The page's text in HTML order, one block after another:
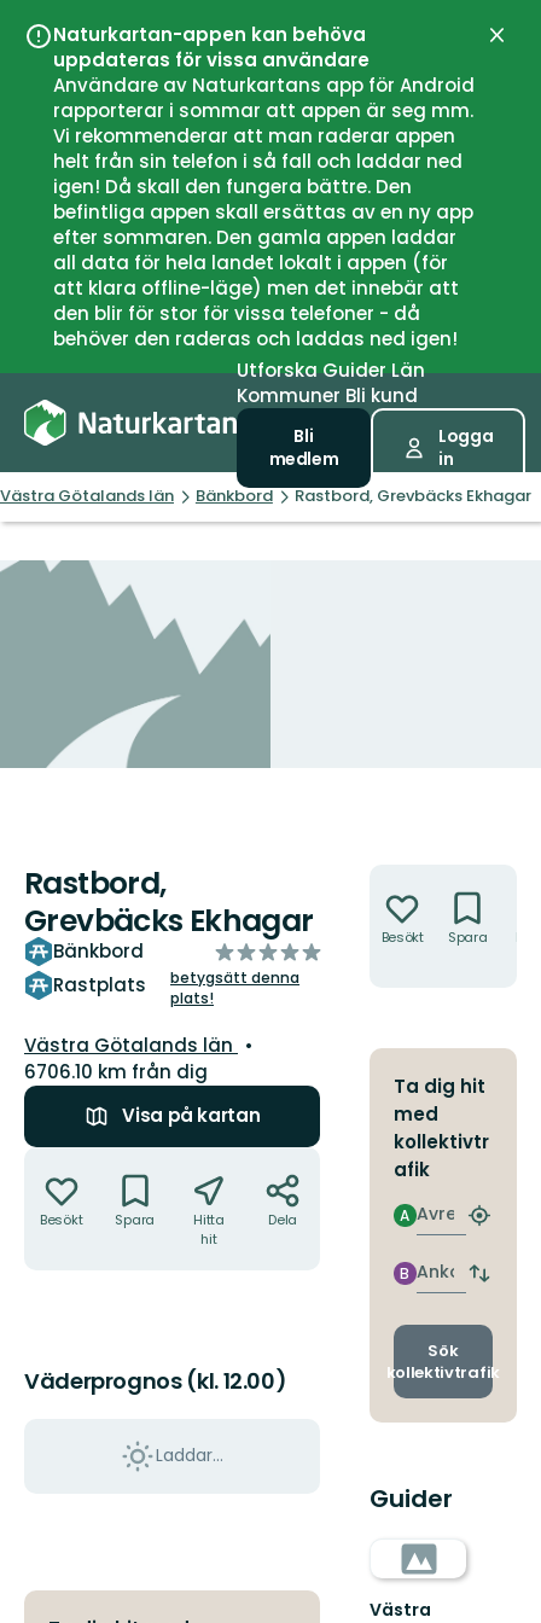
Naturkartan-appen kan behöva
uppdateras för vissa användare
Användare av Naturkartans app för Android
rapporterar i sommar att appen är seg mm.
Vi rekommenderar att man raderar appen
helt från sin telefon i så fall och laddar ned
igen! Då skall den fungera bättre. Den
befintliga appen skall ersättas av en ny app
efter sommaren. Den gamla appen laddar
all data för hela landet lokalt i appen (för
att klara offline-läge) men det innebär att
den blir för stor för vissa telefoner - då
behöver den raderas och laddas ned igen!
UtforskaGuiderLän
Kommuner Bli kund
Bli
medlem
Logga
in
Västra Götalands län Bänkbord Rastbord, Grevbäcks Ekhagar
Rastbord,
Grevbäcks Ekhagar
Bänkbord
Rastplats
av
5
stjärnor
betygsätt denna
plats!
Län:
Västra Götalands län
6706.10 km från dig
Visa på kartan
Besökt Spara
Hitta
hit
Dela
Väderprognos (kl. 12.00)
Laddar...
Besökt Spara
Ta dig hit
med
kollektivtr
afik
Avresa
A
Hitta
Ankomst
B
Byt
och
Sök
kollektivtrafik
Guider
Västra